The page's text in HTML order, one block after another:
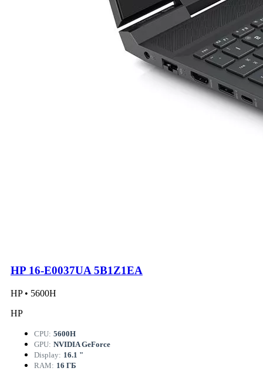
HP 16-E0037UA 5B1Z1EA
HP • 5600H
HP
CPU: 5600H
GPU: NVIDIA GeForce
Display: 16.1 "
RAM: 16 ГБ